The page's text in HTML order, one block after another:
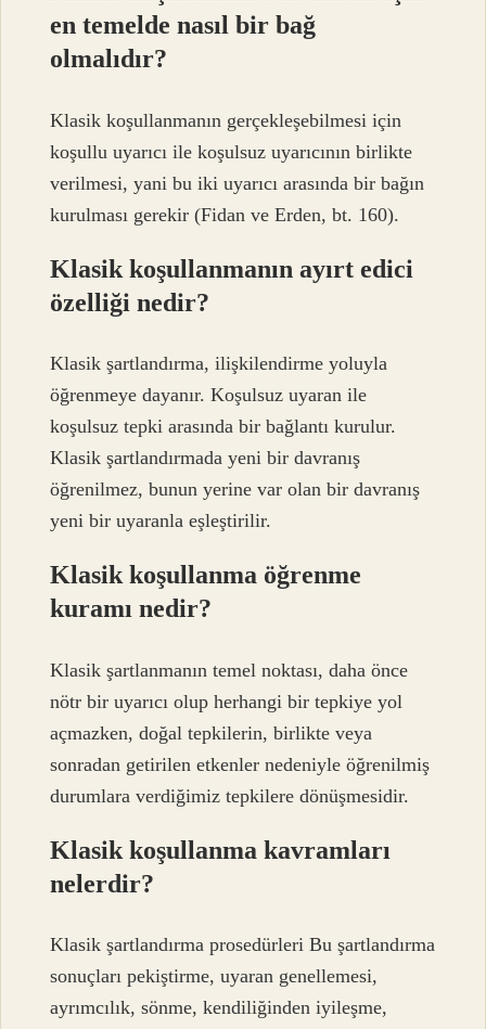
en temelde nasıl bir bağ
olmalıdır?
Klasik koşullanmanın gerçekleşebilmesi için
koşullu uyarıcı ile koşulsuz uyarıcının birlikte
verilmesi, yani bu iki uyarıcı arasında bir bağın
kurulması gerekir (Fidan ve Erden, bt. 160).
Klasik koşullanmanın ayırt edici
özelliği nedir?
Klasik şartlandırma, ilişkilendirme yoluyla
öğrenmeye dayanır. Koşulsuz uyaran ile
koşulsuz tepki arasında bir bağlantı kurulur.
Klasik şartlandırmada yeni bir davranış
öğrenilmez, bunun yerine var olan bir davranış
yeni bir uyaranla eşleştirilir.
Klasik koşullanma öğrenme
kuramı nedir?
Klasik şartlanmanın temel noktası, daha önce
nötr bir uyarıcı olup herhangi bir tepkiye yol
açmazken, doğal tepkilerin, birlikte veya
sonradan getirilen etkenler nedeniyle öğrenilmiş
durumlara verdiğimiz tepkilere dönüşmesidir.
Klasik koşullanma kavramları
nelerdir?
Klasik şartlandırma prosedürleri Bu şartlandırma
sonuçları pekiştirme, uyaran genellemesi,
ayrımcılık, sönme, kendiliğinden iyileşme,